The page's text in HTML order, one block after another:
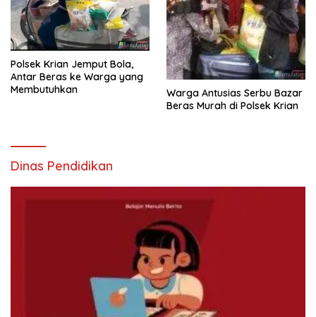
Polsek Krian Jemput Bola,
Antar Beras ke Warga yang
Membutuhkan
Warga Antusias Serbu Bazar
Beras Murah di Polsek Krian
Dinas Pendidikan